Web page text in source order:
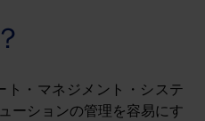
・マネジメント・システ
ーションの管理を容易にす